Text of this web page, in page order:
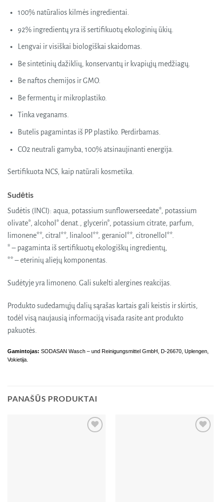
100% natūralios kilmės ingredientai.
92% ingredientų yra iš sertifikuotų ekologinių ūkių.
Lengvai ir visiškai biologiškai skaidomas.
Be sintetinių dažiklių, konservantų ir kvapiųjų medžiagų.
Be naftos chemijos ir GMO.
Be fermentų ir mikroplastiko.
Tinka veganams.
Butelis pagamintas iš PP plastiko. Perdirbamas.
CO2 neutrali gamyba, 100% atsinaujinanti energija.
Sertifikuota NCS, kaip natūrali kosmetika.
Sudėtis
Sudėtis (INCI): aqua, potassium sunflowerseedate*, potassium
olivate*, alcohol* denat., glycerin*, potassium citrate, parfum,
limonene**, citral**, linalool**, geraniol**, citronellol**.
* – pagaminta iš sertifikuotų ekologiškų ingredientų,
** – eterinių aliejų komponentas.
Sudėtyje yra limoneno. Gali sukelti alergines reakcijas.
Produkto sudedamųjų dalių sąrašas kartais gali keistis ir skirtis,
todėl visą naujausią informaciją visada rasite ant produkto
pakuotės.
Gamintojas: SODASAN Wasch – und Reinigungsmittel GmbH, D-26670, Uplengen,
Vokietija.
PANAŠŪS PRODUKTAI